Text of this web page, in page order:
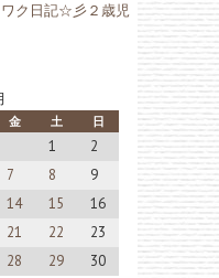
ク日記☆彡２歳児
金 土 日
1
2
7 8
9
14 15
16
21 22
23
28 29 30